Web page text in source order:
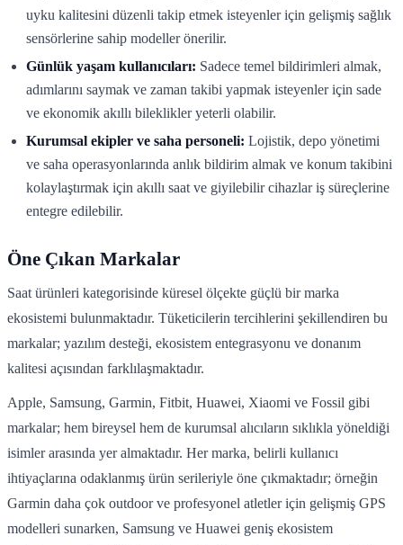
uyku kalitesini düzenli takip etmek isteyenler için gelişmiş sağlık
sensörlerine sahip modeller önerilir.
Günlük yaşam kullanıcıları: Sadece temel bildirimleri almak,
adımlarını saymak ve zaman takibi yapmak isteyenler için sade
ve ekonomik akıllı bileklikler yeterli olabilir.
Kurumsal ekipler ve saha personeli: Lojistik, depo yönetimi
ve saha operasyonlarında anlık bildirim almak ve konum takibini
kolaylaştırmak için akıllı saat ve giyilebilir cihazlar iş süreçlerine
entegre edilebilir.
Öne Çıkan Markalar
Saat ürünleri kategorisinde küresel ölçekte güçlü bir marka
ekosistemi bulunmaktadır. Tüketicilerin tercihlerini şekillendiren bu
markalar; yazılım desteği, ekosistem entegrasyonu ve donanım
kalitesi açısından farklılaşmaktadır.
Apple, Samsung, Garmin, Fitbit, Huawei, Xiaomi ve Fossil gibi
markalar; hem bireysel hem de kurumsal alıcıların sıklıkla yöneldiği
isimler arasında yer almaktadır. Her marka, belirli kullanıcı
ihtiyaçlarına odaklanmış ürün serileriyle öne çıkmaktadır; örneğin
Garmin daha çok outdoor ve profesyonel atletler için gelişmiş GPS
modelleri sunarken, Samsung ve Huawei geniş ekosistem